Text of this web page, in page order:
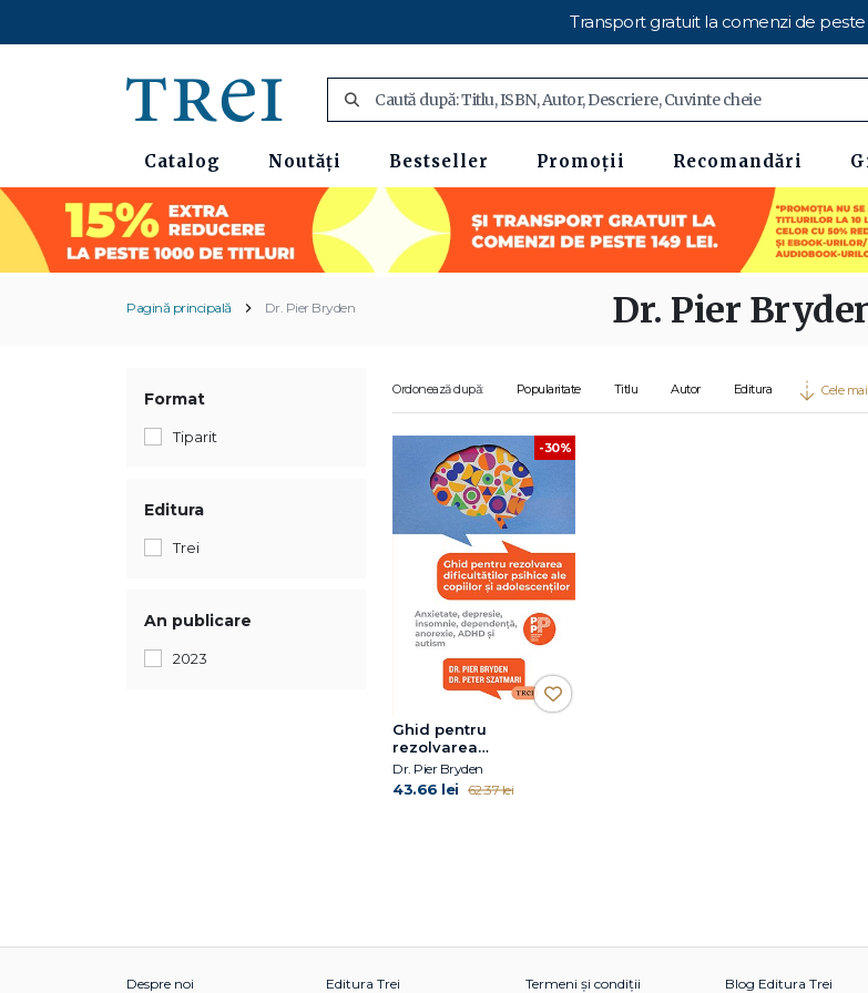
Transport gratuit la comenzi de peste
Catalog Noutăți Bestseller Promoții Recomandări
Pagină principală Dr. Pier Bryden Dr. Pier
Format
Tiparit
Editura
Trei
An publicare
2023
Ordonează după: Popularitate Titlu Autor Editura Cele
-30%
Ghid pentru
rezolvarea
dificultăților psihice
ale copiilor și
adolescenților.
Dr. Pier Bryden
43.66 lei 62.37 lei
Despre noi Editura Trei Termeni și condiții Blog Editura Trei